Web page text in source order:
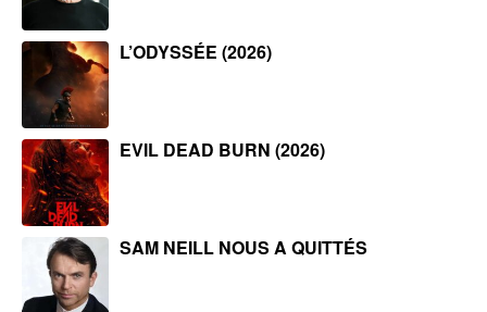
L’ODYSSÉE (2026)
EVIL DEAD BURN (2026)
SAM NEILL NOUS A QUITTÉS